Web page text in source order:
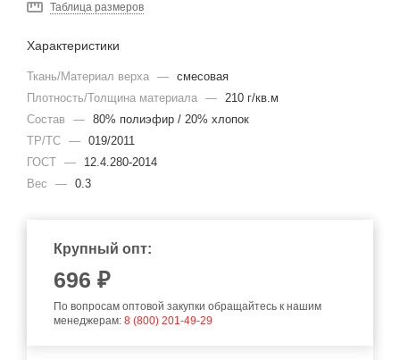
Таблица размеров
Характеристики
Ткань/Материал верха — смесовая
Плотность/Толщина материала — 210 г/кв.м
Состав
— 80% полиэфир / 20% хлопок
ТР/ТС — 019/2011
ГОСТ —
12.4.280-2014
Вес
— 0.3
Крупный опт:
696 ₽
По вопросам оптовой закупки обращайтесь к нашим
менеджерам: 8 (800) 201-49-29